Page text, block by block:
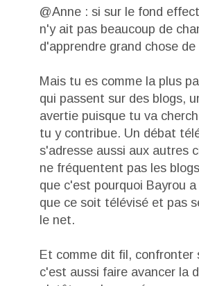
@Anne : si sur le fond
n'y ait pas beaucoup de
d'apprendre grand chose de
Mais tu es comme la plus
qui passent sur des blogs,
avertie puisque tu va
tu y contribue. Un débat
s'adresse aussi aux autres
ne fréquentent pas les
que c'est pourquoi Bayrou
que ce soit télévisé et pas
le net.
Et comme dit fil, confronter
c'est aussi faire avancer la